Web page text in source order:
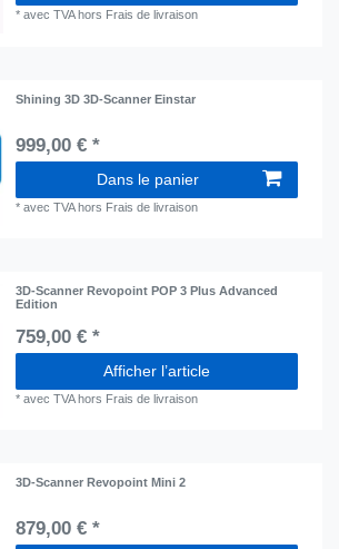
*avec TVAhors Frais de livraison
Shining 3D 3D-Scanner Einstar
999,00 € *
Dans le panier
*avec TVAhors Frais de livraison
3D-Scanner Revopoint POP 3 Plus Advanced
Edition
759,00 € *
Afficher l’article
*avec TVAhors Frais de livraison
3D-Scanner Revopoint Mini 2
879,00 € *